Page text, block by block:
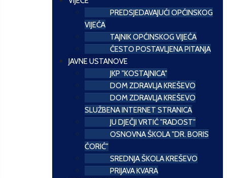
PREDSJEDAVAJUĆI OPĆINSKOG
VIJEĆA
TAJNIK OPĆINSKOG VIJEĆA
ČESTO POSTAVLJENA PITANJA
JAVNE USTANOVE
JKP "KOSTAJNICA"
DOM ZDRAVLJA KREŠEVO
DOM ZDRAVLJA KREŠEVO
SLUŽBENA INTERNET STRANICA
JU DJEČJI VRTIĆ "RADOST"
OSNOVNA ŠKOLA "DR. BORIS
ĆORIĆ"
SREDNJA ŠKOLA KREŠEVO
PRIJAVA KVARA